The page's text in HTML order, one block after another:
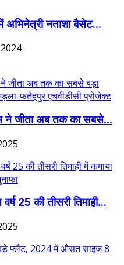
अभिनेत्री नताशा बैसेट...
ने जीता अब तक का सबसे...
25 की तीसरी तिमाही...